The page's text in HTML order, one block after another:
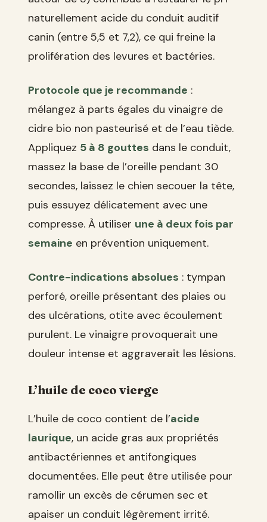
naturellement acide du conduit auditif
canin (entre 5,5 et 7,2), ce qui freine la
prolifération des levures et bactéries.
Protocole que je recommande :
mélangez à parts égales du vinaigre de
cidre bio non pasteurisé et de l’eau tiède.
Appliquez 5 à 8 gouttes dans le conduit,
massez la base de l’oreille pendant 30
secondes, laissez le chien secouer la tête,
puis essuyez délicatement avec une
compresse. À utiliser une à deux fois par
semaine en prévention uniquement.
Contre-indications absolues : tympan
perforé, oreille présentant des plaies ou
des ulcérations, otite avec écoulement
purulent. Le vinaigre provoquerait une
douleur intense et aggraverait les lésions.
L’huile de coco vierge
L’huile de coco contient de l’acide
laurique, un acide gras aux propriétés
antibactériennes et antifongiques
documentées. Elle peut être utilisée pour
ramollir un excès de cérumen sec et
apaiser un conduit légèrement irrité.